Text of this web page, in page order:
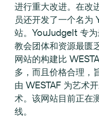
进行重大改进。在改
员还开发了一个名
站。YouJudgeIt 专
教会团体和资源最匮
网站的构建比
多，而且价格合理，
由 WESTAF 为艺术
术。该网站目前正在
线。